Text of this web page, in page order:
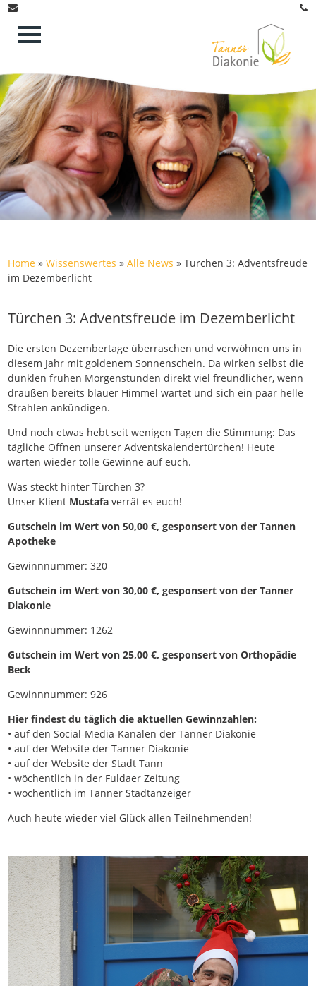
Home »Wissenswertes »Alle News »Türchen 3: Adventsfreude
im Dezemberlicht
Türchen 3: Adventsfreude im Dezemberlicht
Die ersten Dezembertage überraschen und verwöhnen uns in
diesem Jahr mit goldenem Sonnenschein. Da wirken selbst die
dunklen frühen Morgenstunden direkt viel freundlicher, wenn
draußen bereits blauer Himmel wartet und sich ein paar helle
Strahlen ankündigen.
Und noch etwas hebt seit wenigen Tagen die Stimmung: Das
tägliche Öffnen unserer Adventskalendertürchen! Heute
warten wieder tolle Gewinne auf euch.
Was steckt hinter Türchen 3?
Unser Klient Mustafaverrät es euch!
Gutschein im Wert von 50,00 €, gesponsert von der Tannen
Apotheke
Gewinnnummer: 320
Gutschein im Wert von 30,00 €, gesponsert von der Tanner
Diakonie
Gewinnnummer: 1262
Gutschein im Wert von 25,00 €, gesponsert von Orthopädie
Beck
Gewinnnummer: 926
Hier findest du täglich die aktuellen Gewinnzahlen:
• auf den Social-Media-Kanälen der Tanner Diakonie
• auf der Website der Tanner Diakonie
• auf der Website der Stadt Tann
• wöchentlich in der Fuldaer Zeitung
• wöchentlich im Tanner Stadtanzeiger
Auch heute wieder viel Glück allen Teilnehmenden!